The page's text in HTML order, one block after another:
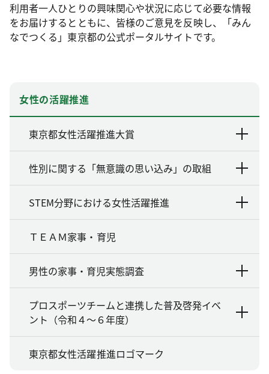
利用者一人ひとりの興味関心や状況に応じて必要な情報
をお届けするとともに、皆様のご意見を反映し、「みん
なでつくる」東京都の公式ポータルサイトです。
女性の活躍推進
東京都女性活躍推進大賞
性別に関する「無意識の思い込み」の取組
STEM分野における女性活躍推進
ＴＥＡＭ家事・育児
男性の家事・育児実態調査
プロスポーツチームと連携した普及啓発イベ
ント（令和４～６年度）
東京都女性活躍推進ロゴマーク